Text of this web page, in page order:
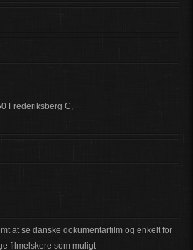
Frederiksberg C,
at se danske dokumentarfilm og enkelt for
filmelskere som muligt